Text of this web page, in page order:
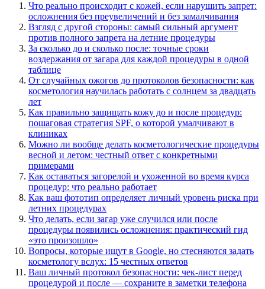
Что реально происходит с кожей, если нарушить запрет:
осложнения без преувеличений и без замалчивания
Взгляд с другой стороны: самый сильный аргумент
против полного запрета на летние процедуры
За сколько до и сколько после: точные сроки
воздержания от загара для каждой процедуры в одной
таблице
От случайных ожогов до протоколов безопасности: как
косметология научилась работать с солнцем за двадцать
лет
Как правильно защищать кожу до и после процедур:
пошаговая стратегия SPF, о которой умалчивают в
клиниках
Можно ли вообще делать косметологические процедуры
весной и летом: честный ответ с конкретными
примерами
Как оставаться загорелой и ухоженной во время курса
процедур: что реально работает
Как ваш фототип определяет личный уровень риска при
летних процедурах
Что делать, если загар уже случился или после
процедуры появились осложнения: практический гид
«это произошло»
Вопросы, которые ищут в Google, но стесняются задать
косметологу вслух: 15 честных ответов
Ваш личный протокол безопасности: чек-лист перед
процедурой и после — сохраните в заметки телефона